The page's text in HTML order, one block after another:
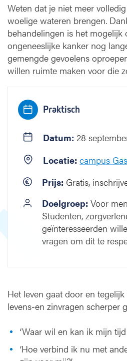
-
Z
o
e
k
n
a
o
v
s
a
l
s
h
o
r
t
n
t
m
:
c
t
i
e
Weten dat je niet meer
woelige wateren brengen.
behandelingen is het mogelijk
ongeneeslijke kanker nog
gemengde gevoelens
willen ruimte maken voor die
Praktisch
Datum: 28
Locatie: campus
Prijs: Gratis,
Doelgroep: Voor
Studenten,
geïnteresseerden
vragen om dit te
Het leven gaat door en
levens-en zinvragen scherper
‘Waar wil en kan ik mijn tijd
‘Hoe verbind ik nu met